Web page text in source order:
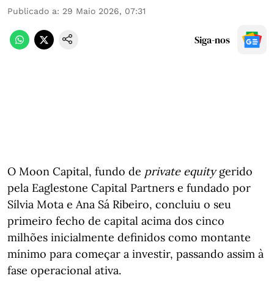
Publicado a: 29 Maio 2026, 07:31
Siga-nos
O Moon Capital, fundo de private equitygerido
pela Eaglestone Capital Partners e fundado por
Sílvia Mota e Ana Sá Ribeiro, concluiu o seu
primeiro fecho de capital acima dos cinco
milhões inicialmente definidos como montante
mínimo para começar a investir, passando assim à
fase operacional ativa.